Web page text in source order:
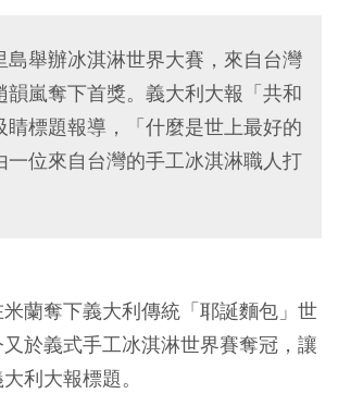
島舉辦冰淇淋世界大賽，來自台灣
韻嵐奪下首獎。義大利大報「共和
睛標題報導，「什麼是世上最好的
一位來自台灣的手工冰淇淋職人打
蘭奪下義大利傳統「耶誕麵包」世
於義式手工冰淇淋世界賽奪冠，讓
利大報標題。